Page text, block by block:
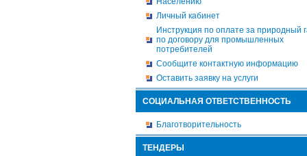
Личный кабинет
Инструкция по оплате за природный
по договору для промышленных
потребителей
Сообщите контактную информацию
Оставить заявку на услуги
СОЦИАЛЬНАЯ ОТВЕТСТВЕННОСТЬ
Благотворительность
ТЕНДЕРЫ